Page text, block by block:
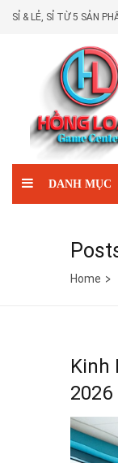
SỈ & LẺ, SỈ TỪ 5 SẢN
DANH MỤC
Home
Kinh
2026